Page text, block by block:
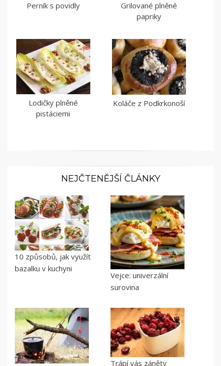
Perník s povidly
Grilované plněné
papriky
Lodičky plněné
pistáciemi
Koláče z Podkrkonoší
NEJČTENĚJŠÍ ČLÁNKY
10 způsobů, jak využít
bazalku v kuchyni
Vejce: univerzální
surovina
Trápí vás záněty